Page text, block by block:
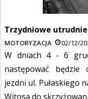
Trzydniowe
MOTORYZACJA 02/12/
W dniach 4 - 6
następować będzie
jezdni ul. Pułaskiego
Witosa do